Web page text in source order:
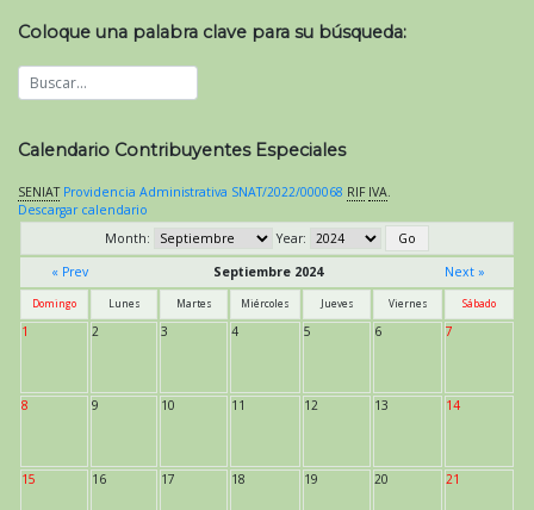
Coloque una palabra clave para su búsqueda:
Calendario Contribuyentes Especiales
SENIAT Providencia Administrativa SNAT/2022/000068 RIF IVA.
Descargar calendario
Month:
Year:
« Prev
Septiembre 2024 Next »
Domingo Lunes Martes Miércoles Jueves Viernes Sábado
1 2 3 4 5 6 7
8 9 10 11 12 13 14
15 16 17 18 19 20 21